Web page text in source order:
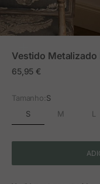
Vestido Metalizado
Preço em promoção
65,95 €
Tamanho:S
S M L